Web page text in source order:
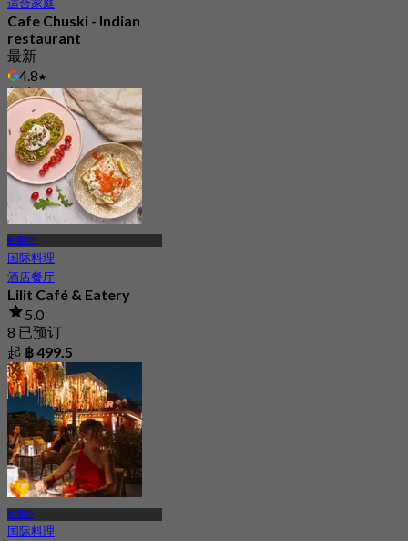
Cafe Chuski - Indian
restaurant
最新
4.8
起฿ 297.5
帕那空
国际料理
酒店餐厅
Lilit Café & Eatery
5.0
8 已预订
起 ฿ 499.5
帕那空
国际料理